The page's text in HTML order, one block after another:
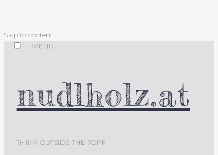
Skip to content
MENU
nudlholz.at
THINK OUTSIDE THE TOPF